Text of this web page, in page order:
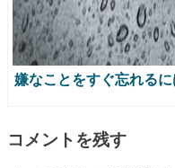
嫌なことをすぐ忘れる
コメントを残す